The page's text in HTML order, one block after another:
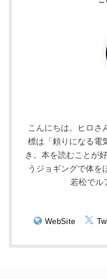
こんにちは。ヒロさ
標は「頼りになる電
き。本を読むことが
うジョギングで体を
若松でル
WebSite